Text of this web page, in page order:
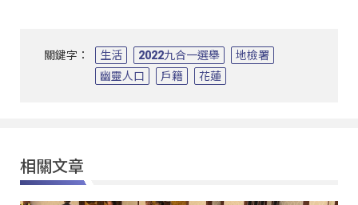
關鍵字： 生活 2022九合一選舉
地檢署
幽靈人口
戶籍 花蓮
相關文章